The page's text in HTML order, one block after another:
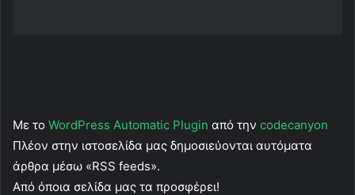
Με το WordPress Automatic Plugin από την codecanyon
Πλέον στην ιστοσελίδα μας δημοσιεύονται αυτόματα
άρθρα μέσω «RSS feeds».
Από όποια σελίδα μας τα προσφέρει!